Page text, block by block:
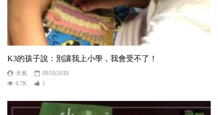
K3的孩子說：別讓我上小學，我會受不了！
天爸
09/10/2018
6.7K
1